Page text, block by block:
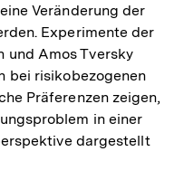
Veränderung der
Experimente der
und Amos Tversky
bei risikobezogenen
Präferenzen zeigen,
in einer
dargestellt